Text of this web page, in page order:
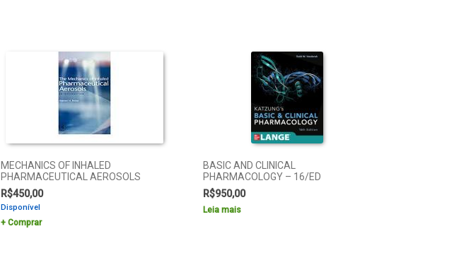
MECHANICS OF INHALED
PHARMACEUTICAL AEROSOLS
R$450,00
Disponível
Comprar
BASIC AND CLINICAL
PHARMACOLOGY – 16/ED
R$950,00
Leia mais